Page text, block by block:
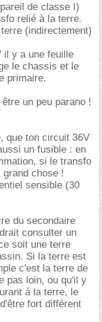
de classe I)
relié à la terre.
(indirectement)
il y a une feuille
le chassis et le
primaire.
un peu parano !
que ton circuit 36V
un fusible : en
si le transfo
chose !
sensible (30
du secondaire
consulter un
soit une terre
Si la terre est
c'est la terre de
pas loin, ou qu'il y
à la terre, le
fort différent